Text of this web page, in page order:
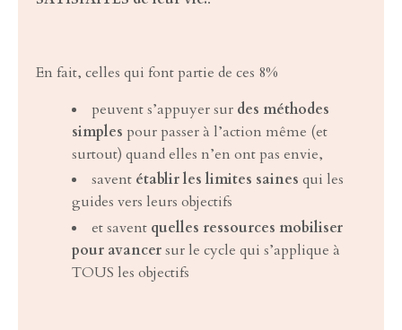
En fait, celles qui font partie de ces 8%
peuvent s’appuyer sur des méthodes
simples pour passer à l’action même (et
surtout) quand elles n’en ont pas envie,
savent établir les limites saines qui les
guides vers leurs objectifs
et savent quelles ressources mobiliser
pour avancersur le cycle qui s’applique à
TOUS les objectifs